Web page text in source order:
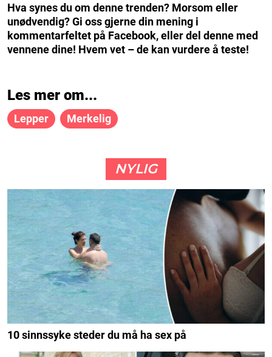
Hva synes du om denne trenden? Morsom eller
unødvendig? Gi oss gjerne din mening i
kommentarfeltet på Facebook, eller del denne med
vennene dine! Hvem vet – de kan vurdere å teste!
Les mer om...
Lepper Merkelig
NYLIG
10 sinnssyke steder du må ha sex på